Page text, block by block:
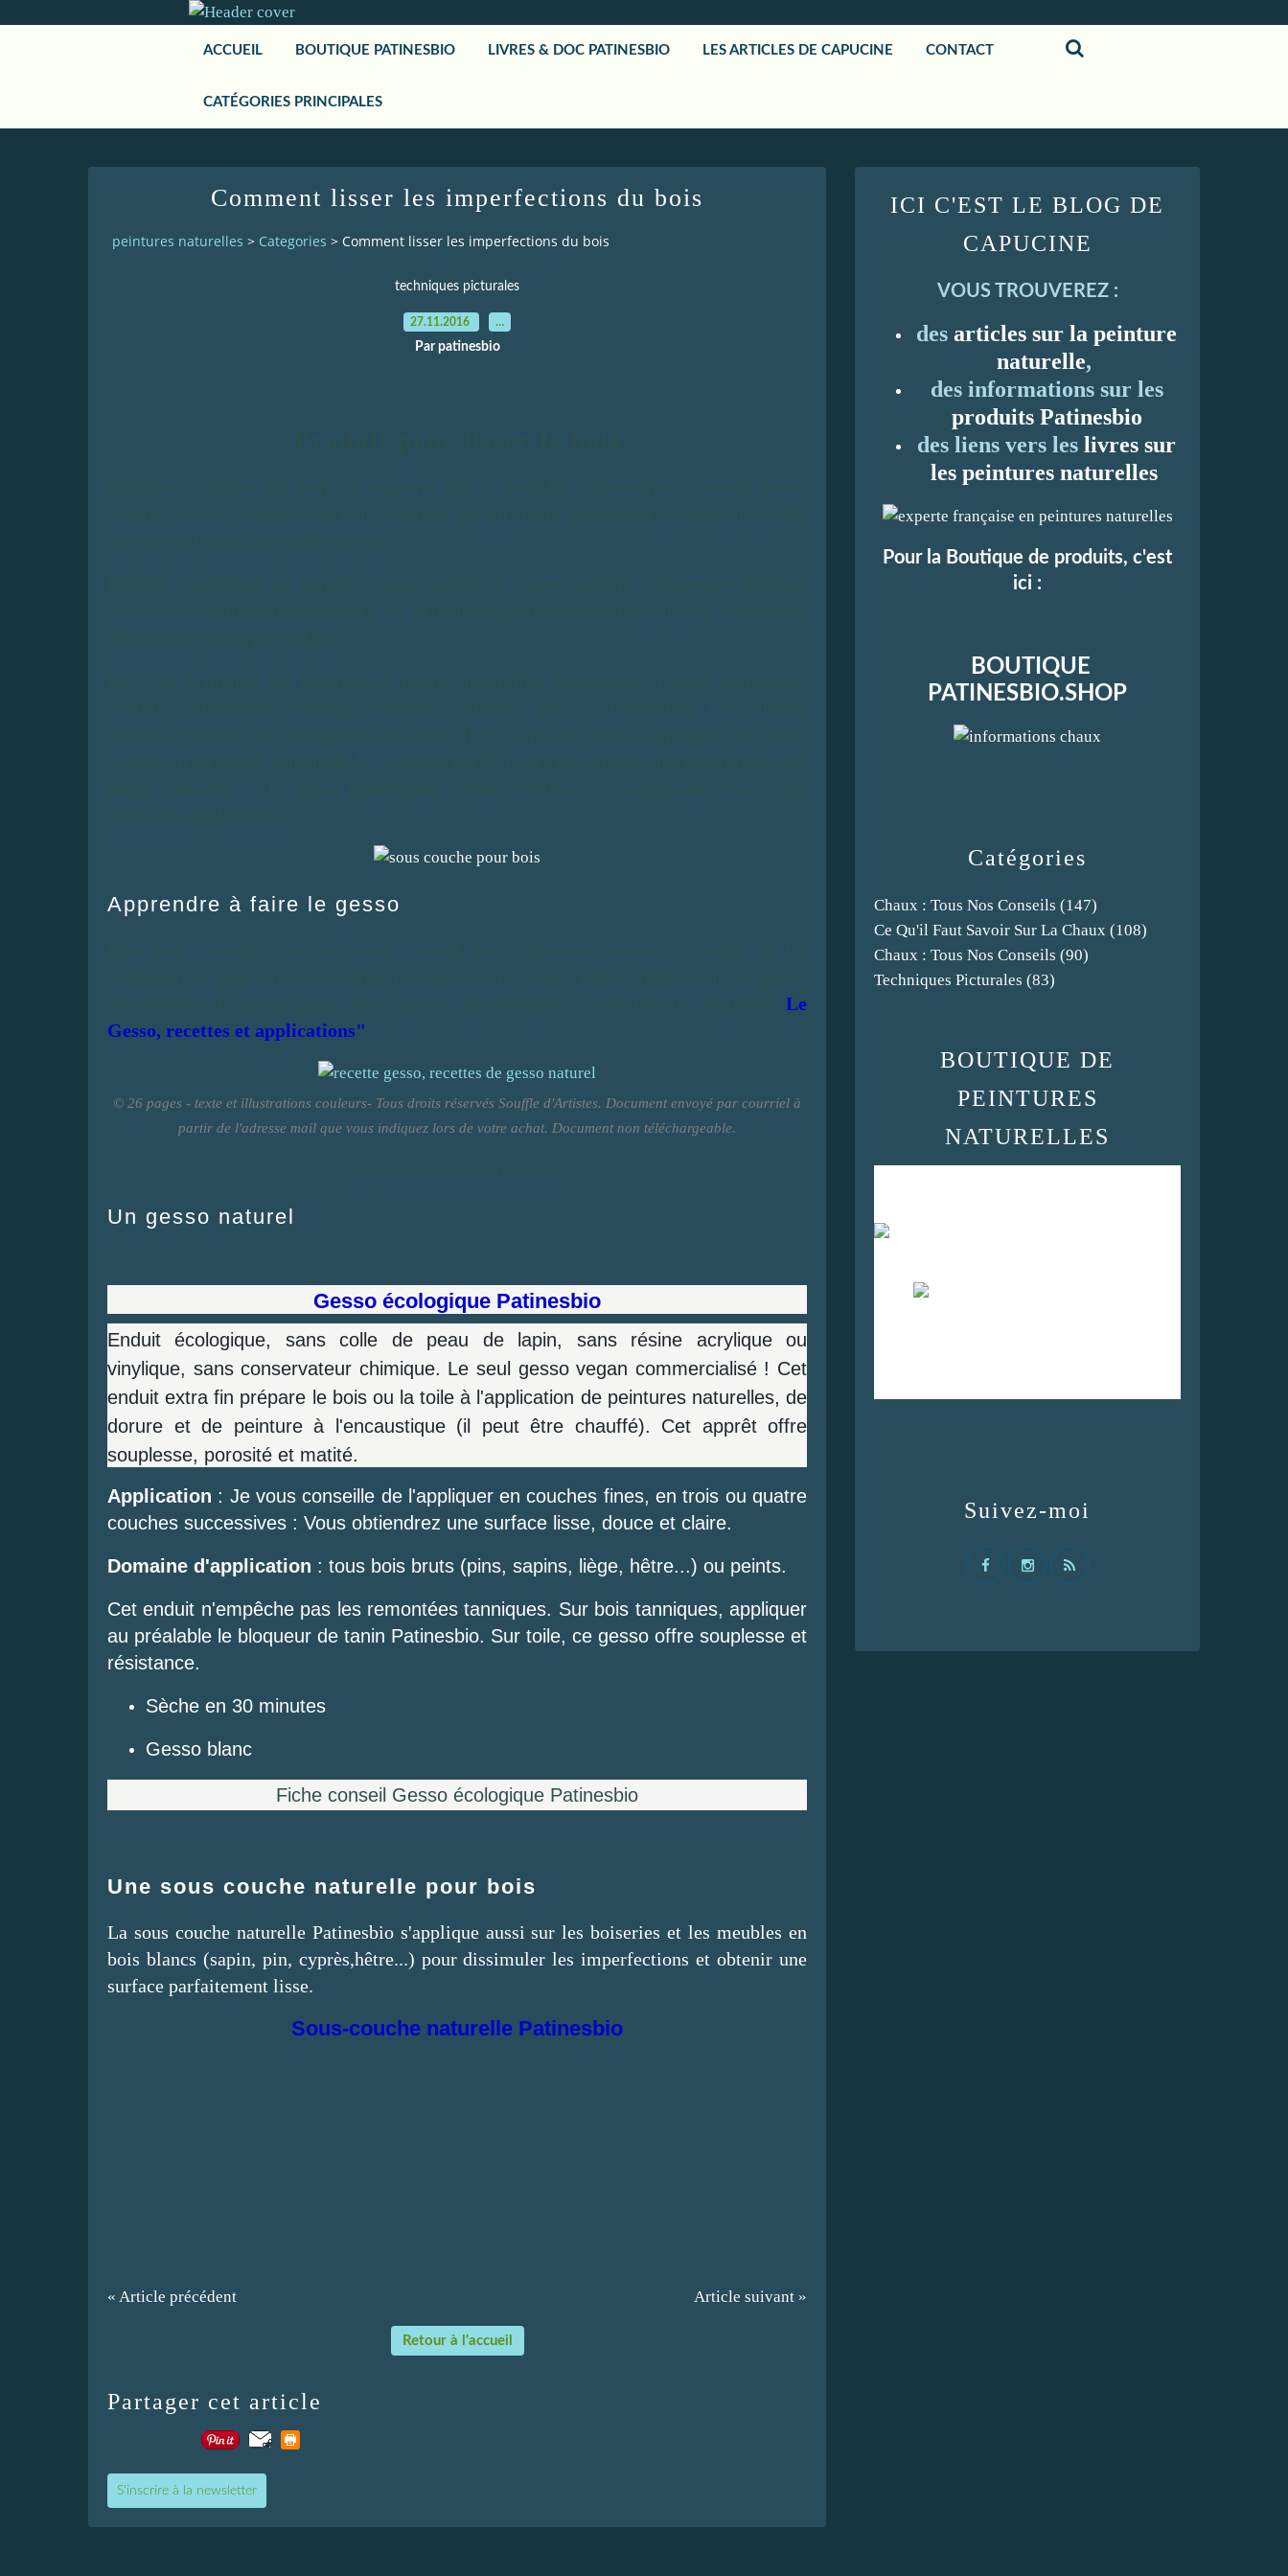
ACCUEIL BOUTIQUE PATINESBIO LIVRES & DOC PATINESBIO LES ARTICLES DE CAPUCINE CONTACT
CATÉGORIES PRINCIPALES
Comment lisser les imperfections du bois
peintures naturelles > Categories > Comment lisser les imperfections du bois
techniques picturales
27.11.2016 …
Par patinesbio
Apprendre à faire le gesso
Le
Gesso, recettes et applications"
© 26 pages - texte et illustrations couleurs- Tous droits réservés Souffle d'Artistes. Document envoyé par courriel à
partir de l'adresse mail que vous indiquez lors de votre achat. Document non téléchargeable.
Un gesso naturel
Gesso écologique Patinesbio
Enduit écologique, sans colle de peau de lapin, sans résine acrylique ou
vinylique, sans conservateur chimique. Le seul gesso vegan commercialisé ! Cet
enduit extra fin prépare le bois ou la toile à l'application de peintures naturelles, de
dorure et de peinture à l'encaustique (il peut être chauffé). Cet apprêt offre
souplesse, porosité et matité.
Application : Je vous conseille de l'appliquer en couches fines, en trois ou quatre
couches successives : Vous obtiendrez une surface lisse, douce et claire.
Domaine d'application : tous bois bruts (pins, sapins, liège, hêtre...) ou peints.
Cet enduit n'empêche pas les remontées tanniques. Sur bois tanniques, appliquer
au préalable le bloqueur de tanin Patinesbio. Sur toile, ce gesso offre souplesse et
résistance.
Sèche en 30 minutes
Gesso blanc
Fiche conseil Gesso écologique Patinesbio
Une sous couche naturelle pour bois
La sous couche naturelle Patinesbio s'applique aussi sur les boiseries et les meubles en
bois blancs (sapin, pin, cyprès,hêtre...) pour dissimuler les imperfections et obtenir une
surface parfaitement lisse.
Sous-couche naturelle Patinesbio
« Article précédent Article suivant »
Retour à l'accueil
Partager cet article
S'inscrire à la newsletter
Catégories
Chaux : Tous Nos Conseils (147)
Ce Qu'il Faut Savoir Sur La Chaux (108)
Chaux : Tous Nos Conseils (90)
Techniques Picturales (83)
Suivez-moi
ICI C'EST LE BLOG DE
CAPUCINE
VOUS TROUVEREZ :
des articles sur la peinture
naturelle,
des informations sur les
produits Patinesbio
des liens vers les livres sur
les peintures naturelles
Pour la Boutique de produits, c'est
ici :
BOUTIQUE
PATINESBIO.SHOP
BOUTIQUE DE
PEINTURES
NATURELLES